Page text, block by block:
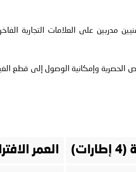
مدربين على العلامات التجارية
الحصرية وإمكانية الوصول إلى قطع
العمر